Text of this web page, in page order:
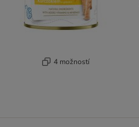
4 možností